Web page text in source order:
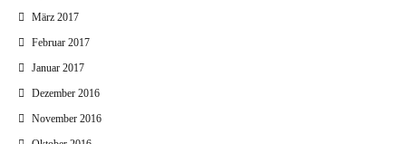
März 2017
Februar 2017
Januar 2017
Dezember 2016
November 2016